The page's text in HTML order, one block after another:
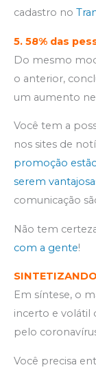
cadastro no
5. 58% das
Do mesmo
o anterior,
um aumento
Você tem a
nos sites de
promoção
serem
comunicação
Não tem
com a gente!
Em síntese, o
incerto e volátil
pelo
Você precisa